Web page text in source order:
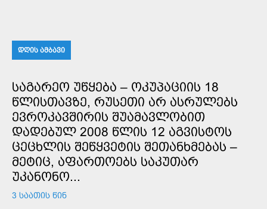
ᲓᲦᲘᲡ ᲐᲛᲑᲐᲕᲘ
ᲡᲐᲒᲐᲠᲔᲝ ᲣᲬᲧᲔᲑᲐ – ᲝᲙᲣᲞᲐᲪᲘᲘᲡ 18
ᲬᲚᲘᲡᲗᲐᲕᲖᲔ, ᲠᲣᲡᲔᲗᲘ ᲐᲠ ᲐᲡᲠᲣᲚᲔᲑᲡ
ᲔᲕᲠᲝᲙᲐᲕᲨᲘᲠᲘᲡ ᲨᲣᲐᲛᲐᲕᲚᲝᲑᲘᲗ
ᲓᲐᲓᲔᲑᲣᲚ 2008 ᲬᲚᲘᲡ 12 ᲐᲒᲕᲘᲡᲢᲝᲡ
ᲪᲔᲪᲮᲚᲘᲡ ᲨᲔᲬᲧᲕᲔᲢᲘᲡ ᲨᲔᲗᲐᲜᲮᲛᲔᲑᲐᲡ –
ᲛᲔᲢᲘᲪ, ᲐᲤᲐᲠᲗᲝᲔᲑᲡ ᲡᲐᲙᲣᲗᲐᲠ
ᲣᲙᲐᲜᲝᲜᲝ...
3 ᲡᲐᲐᲗᲘᲡ ᲬᲘᲜ